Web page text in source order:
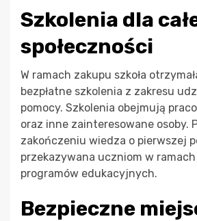
Szkolenia dla
społeczności
W ramach zakupu szkoła
bezpłatne szkolenia z zakresu
pomocy. Szkolenia obejmują
oraz inne zainteresowane osoby.
zakończeniu wiedza o pierwszej
przekazywana uczniom w
programów edukacyjnych.
Bezpieczne